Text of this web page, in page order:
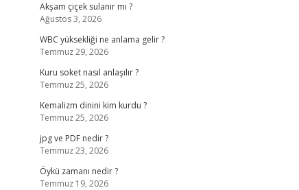
Akşam çiçek sulanır mı ?
Ağustos 3, 2026
WBC yüksekliği ne anlama gelir ?
Temmuz 29, 2026
Kuru soket nasıl anlaşılır ?
Temmuz 25, 2026
Kemalizm dinini kim kurdu ?
Temmuz 25, 2026
jpg ve PDF nedir ?
Temmuz 23, 2026
Öykü zamanı nedir ?
Temmuz 19, 2026